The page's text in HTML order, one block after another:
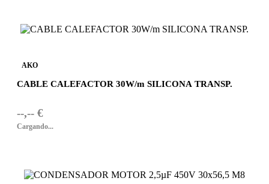
AKO
CABLE CALEFACTOR 30W/m SILICONA TRANSP.
--,-- €
Cargando...